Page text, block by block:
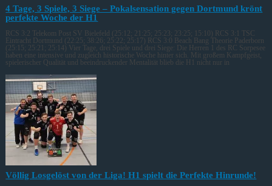
4 Tage, 3 Spiele, 3 Siege – Pokalsensation gegen Dortmund krönt
perfekte Woche der H1
RCS 3:2 Telekom Post SV Bielefeld (25:12; 21:25; 25:23; 23:25; 15:10) RCS 3:1 TSC
Eintracht Dortmund (22:25; 38:26; 25:22; 25:17) RCS 3:0 Beach Bang Theorie Paderborn
(25:15; 25:21; 25:14) Vier Tage, drei Spiele und drei Siege: Die Herren 1 des RC Sorpesee
haben eine intensive und zugleich historische Woche hinter sich. Mit großem Kampfgeist,
spielerischer Qualität und beeindruckender Mentalität blieb die H1 nicht nur in
Völlig Losgelöst von der Liga! H1 spielt die Perfekte Hinrunde!